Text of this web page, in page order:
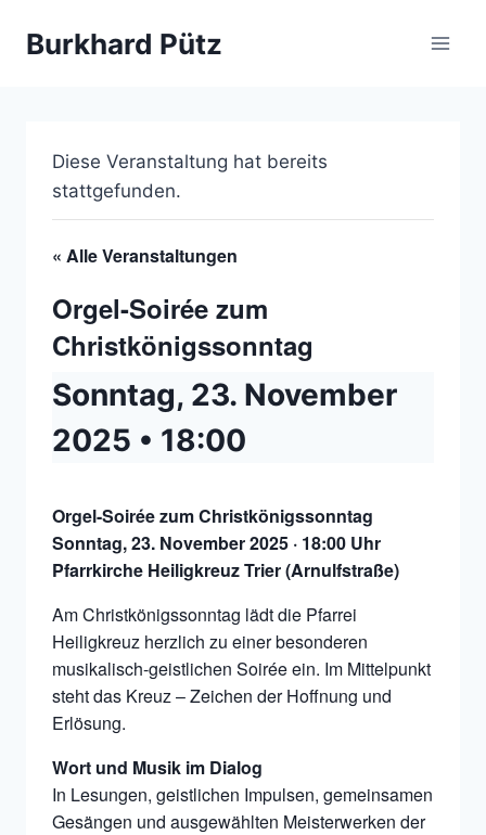
InhaltBurkhard Pütz
Diese Veranstaltung hat bereits
stattgefunden.
« Alle Veranstaltungen
Orgel-Soirée zum
Christkönigssonntag
Sonntag, 23. November
2025 • 18:00
Orgel-Soirée zum Christkönigssonntag
Sonntag, 23. November 2025 · 18:00 Uhr
Pfarrkirche Heiligkreuz Trier (Arnulfstraße)
Am Christkönigssonntag lädt die Pfarrei
Heiligkreuz herzlich zu einer besonderen
musikalisch-geistlichen Soirée ein. Im Mittelpunkt
steht das Kreuz – Zeichen der Hoffnung und
Erlösung.
Wort und Musik im Dialog
In Lesungen, geistlichen Impulsen, gemeinsamen
Gesängen und ausgewählten Meisterwerken der